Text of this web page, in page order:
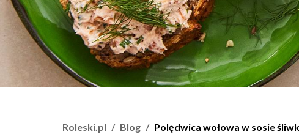
Roleski.pl Blog Polędwica wołowa w sosie